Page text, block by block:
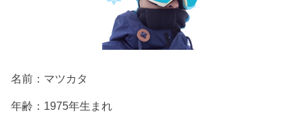
名前：マツカタ
年齢：1975年生まれ